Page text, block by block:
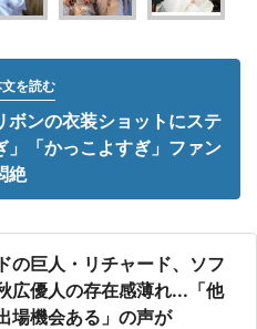
を読む
ボンの衣装ショットにステ
「かっこよすぎ」ファン
絶
の巨人・リチャード、ソフ
広優人の存在感薄れ...「他
場機会ある」の声が